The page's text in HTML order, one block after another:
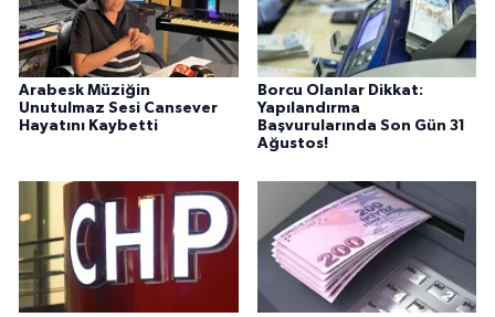
Arabesk Müziğin
Unutulmaz Sesi Cansever
Hayatını Kaybetti
Borcu Olanlar Dikkat:
Yapılandırma
Başvurularında Son Gün 31
Ağustos!